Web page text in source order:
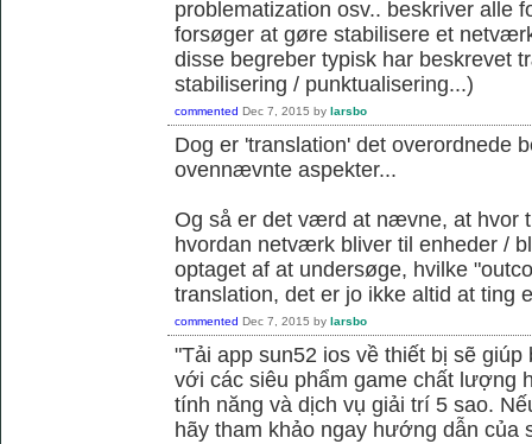
problematization osv.. beskriver alle
forsøger at gøre stabilisere et
disse begreber typisk har beskrevet
stabilisering / punktualisering...)
commented Dec 7, 2015 by larsbo
Dog er 'translation' det overordnede
ovennævnte aspekter...
Og så er det værd at nævne, at hvor
hvordan netværk bliver til enheder /
optaget af at undersøge, hvilke
translation, det er jo ikke altid at ting
commented Dec 7, 2015 by larsbo
"Tải app sun52 ios về thiết bị sẽ
với các siêu phẩm game chất lượng
tính năng và dịch vụ giải trí 5 sao.
hãy tham khảo ngay hướng dẫn của